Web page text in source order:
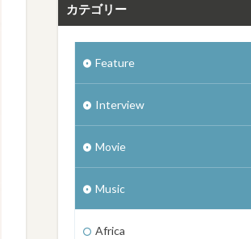
カテゴリー
Feature
Interview
Movie
Music
Africa